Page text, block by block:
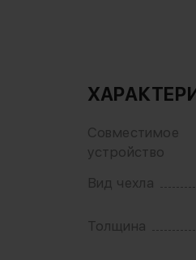
Совместимое
устройство
Вид чехла
Толщина